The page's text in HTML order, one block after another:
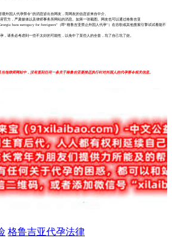
外国人代孕禁令”的消息皆出自网友，而网友的信息皆来自中介。
官方，严肃媒体以及律师事务所网站的消息。如第一张截图。网友也可以通过格鲁吉亚
bans surrogacy for foreigners”（即“格鲁吉亚禁止外国人代孕”）在谷歌或其他搜索引擎试试看能不
，请务必考虑到一些不太好的可能性，以免中了某些人的全套，坑了自己坑了娃。
地律师网站中，没有查到任何一条关于格鲁吉亚要推迟执行针对外国人的代孕禁令相关信息。
格鲁吉亚代孕法律